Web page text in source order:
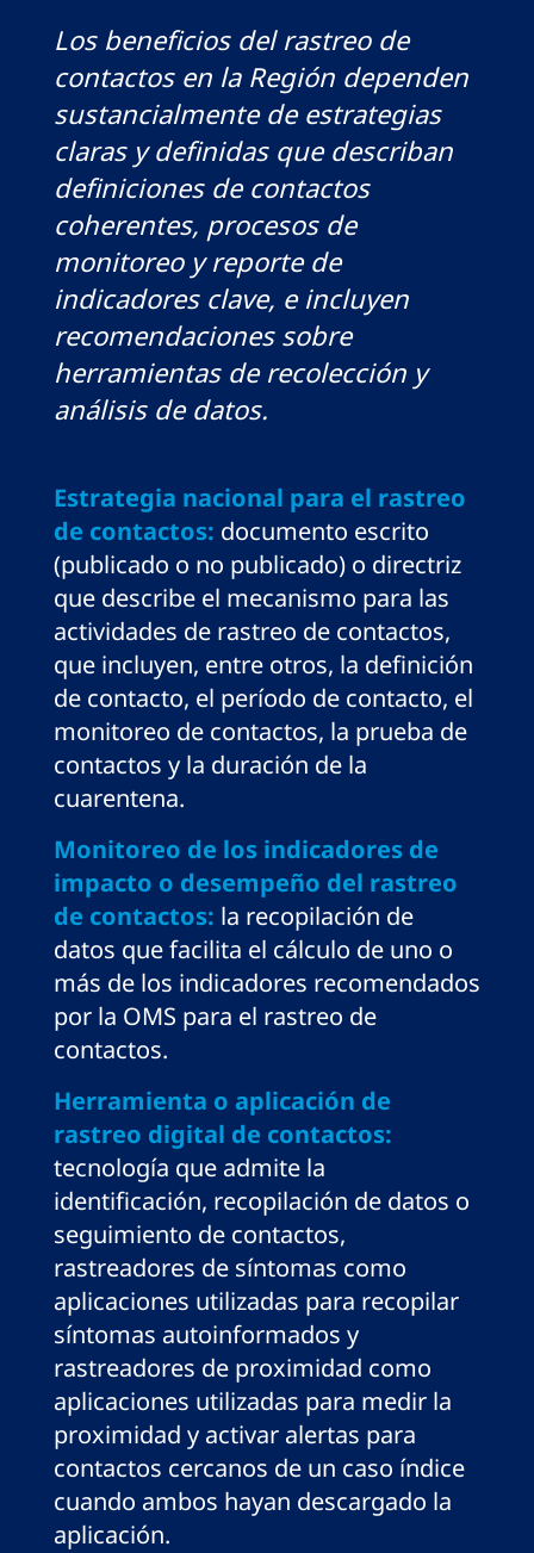
Los beneficios del rastreo de
contactos en la Región dependen
sustancialmente de estrategias
claras y definidas que describan
definiciones de contactos
coherentes, procesos de
monitoreo y reporte de
indicadores clave, e incluyen
recomendaciones sobre
herramientas de recolección y
análisis de datos.
Estrategia nacional para el rastreo
de contactos: documento escrito
(publicado o no publicado) o directriz
que describe el mecanismo para las
actividades de rastreo de contactos,
que incluyen, entre otros, la definición
de contacto, el período de contacto, el
monitoreo de contactos, la prueba de
contactos y la duración de la
cuarentena.
Monitoreo de los indicadores de
impacto o desempeño del rastreo
de contactos: la recopilación de
datos que facilita el cálculo de uno o
más de los indicadores recomendados
por la OMS para el rastreo de
contactos.
Herramienta o aplicación de
rastreo digital de contactos:
tecnología que admite la
identificación, recopilación de datos o
seguimiento de contactos,
rastreadores de síntomas como
aplicaciones utilizadas para recopilar
síntomas autoinformados y
rastreadores de proximidad como
aplicaciones utilizadas para medir la
proximidad y activar alertas para
contactos cercanos de un caso índice
cuando ambos hayan descargado la
aplicación.